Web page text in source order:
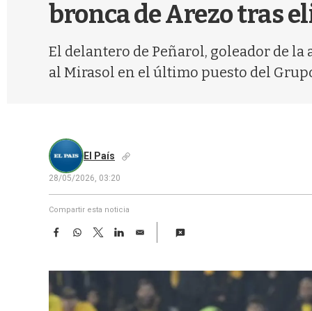
bronca de Arezo tras
El delantero de Peñarol, goleador de la
al Mirasol en el último puesto del
El País
28/05/2026, 03:20
Compartir esta noticia
F
e
b
o
W
t
A
T
w
t
L
k
E
i
l